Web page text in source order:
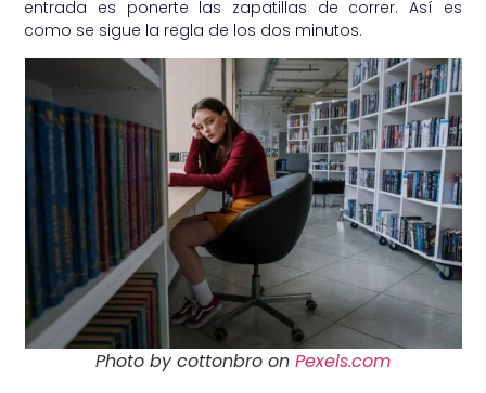
entrada es ponerte las zapatillas de correr. Así es
como se sigue la regla de los dos minutos.
Photo by cottonbro on Pexels.com